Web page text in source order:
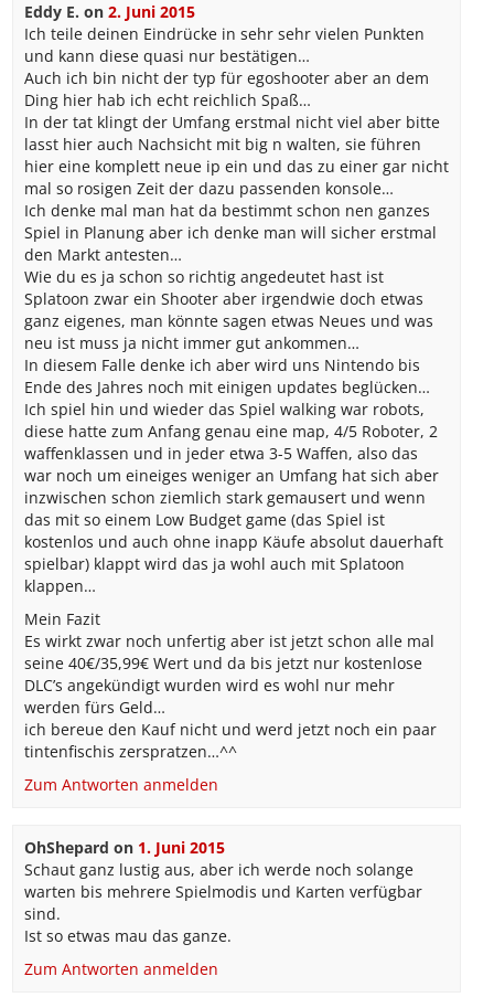
Eddy E. on 2. Juni 2015
Ich teile deinen Eindrücke in sehr sehr vielen Punkten
und kann diese quasi nur bestätigen…
Auch ich bin nicht der typ für egoshooter aber an dem
Ding hier hab ich echt reichlich Spaß…
In der tat klingt der Umfang erstmal nicht viel aber bitte
lasst hier auch Nachsicht mit big n walten, sie führen
hier eine komplett neue ip ein und das zu einer gar nicht
mal so rosigen Zeit der dazu passenden konsole…
Ich denke mal man hat da bestimmt schon nen ganzes
Spiel in Planung aber ich denke man will sicher erstmal
den Markt antesten…
Wie du es ja schon so richtig angedeutet hast ist
Splatoon zwar ein Shooter aber irgendwie doch etwas
ganz eigenes, man könnte sagen etwas Neues und was
neu ist muss ja nicht immer gut ankommen…
In diesem Falle denke ich aber wird uns Nintendo bis
Ende des Jahres noch mit einigen updates beglücken…
Ich spiel hin und wieder das Spiel walking war robots,
diese hatte zum Anfang genau eine map, 4/5 Roboter, 2
waffenklassen und in jeder etwa 3-5 Waffen, also das
war noch um eineiges weniger an Umfang hat sich aber
inzwischen schon ziemlich stark gemausert und wenn
das mit so einem Low Budget game (das Spiel ist
kostenlos und auch ohne inapp Käufe absolut dauerhaft
spielbar) klappt wird das ja wohl auch mit Splatoon
klappen…
Mein Fazit
Es wirkt zwar noch unfertig aber ist jetzt schon alle mal
seine 40€/35,99€ Wert und da bis jetzt nur kostenlose
DLC’s angekündigt wurden wird es wohl nur mehr
werden fürs Geld…
ich bereue den Kauf nicht und werd jetzt noch ein paar
tintenfischis zerspratzen…^^
Zum Antworten anmelden
OhShepard on 1. Juni 2015
Schaut ganz lustig aus, aber ich werde noch solange
warten bis mehrere Spielmodis und Karten verfügbar
sind.
Ist so etwas mau das ganze.
Zum Antworten anmelden